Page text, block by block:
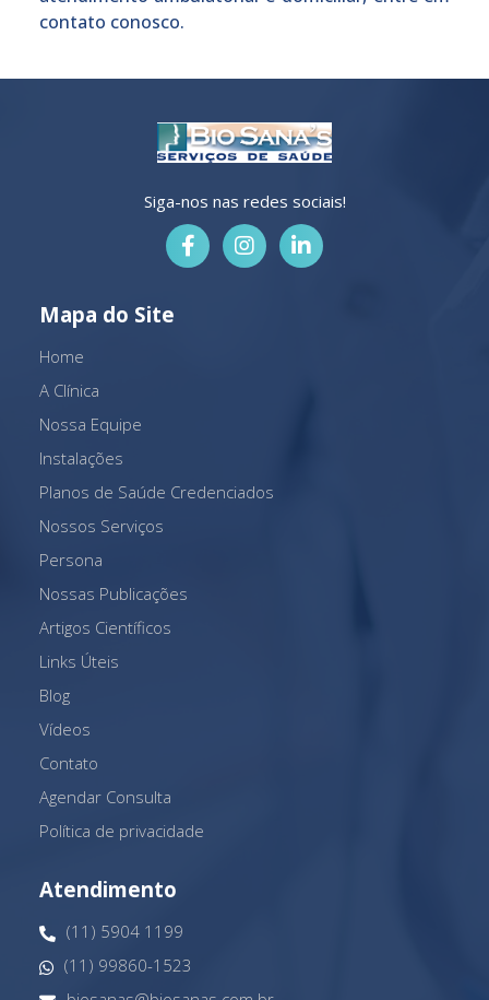
contato conosco.
Siga-nos nas redes sociais!
Mapa do Site
Home
A Clínica
Nossa Equipe
Instalações
Planos de Saúde Credenciados
Nossos Serviços
Persona
Nossas Publicações
Artigos Científicos
Links Úteis
Blog
Vídeos
Contato
Agendar Consulta
Política de privacidade
Atendimento
(11) 5904 1199
(11) 99860-1523